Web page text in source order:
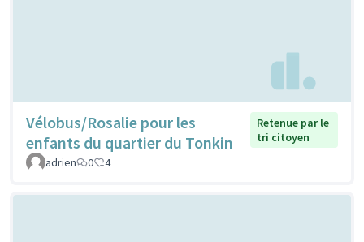
Vélobus/Rosalie pour les
enfants du quartier du Tonkin
Retenue par le
tri citoyen
adrien
0 4